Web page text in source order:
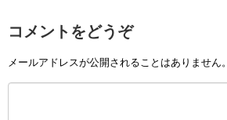
コメントをどうぞ
メールアドレスが公開されることはありません。